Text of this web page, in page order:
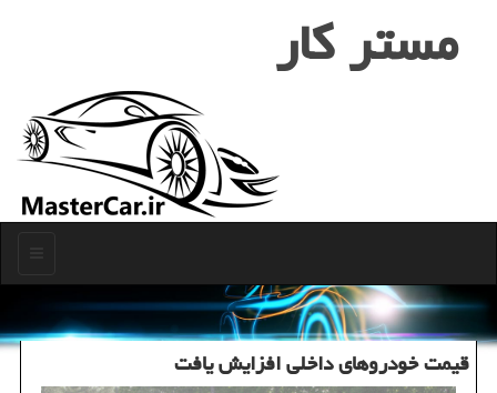
مستر كار
قیمت خودروهای داخلی افزایش یافت